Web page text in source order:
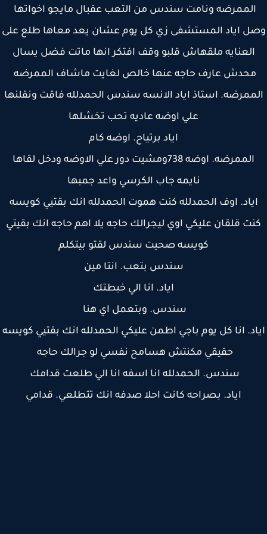
الممرضه ونامت سندس من التعب عقبال مايجو اخواتها
اياد المستشفى زي كل يوم عشان يعد معاها طلع على
العنايه ملقهاش قلبو وقف افتكر انها ماتت فضل يسال
محدش عارف حاجه عنها خالص لغايت ماشاف الممرضه
استاذ اياد الانسه سندس الحمدلله فاقت ونقلنها
علي اوضه عاديه تحب تخشلها
اياد برتياح. اوضه كام
الممرضه. اوضه 738ومشيت دور علي الاوضه ودخل لقاها
نايمه جاب الكرسي واعد جمبها
اوف الحمدلله كنت هموت الحمدلله انك بقتيي كويسه
قلقان عليكي اوي ليجرالك حاجه يلا اهم حاجه انك بقيتي
كويسه صحيت سندس لقتو بيتكلم
سندس بتعب. انتا مين
اياد. انا الي خبطتك
سندس. وبتعمل اي هنا
انا كل يوم باجي اطمن عليكي الحمدلله انك بقتيي كويسه
حقيقي مكنتش هسامح نفسي لو جرالك حاجه
سندس. الحمدلله انا اسفه انا الي طلعت قدامك
اياد. بصراحه كانت احلا صدفه انك تتطلعي. قدامي